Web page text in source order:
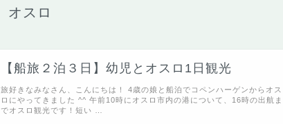
オスロ
【船旅２泊３日】幼児とオスロ1日観光
旅好きなみなさん、こんにちは！ 4歳の娘と船泊でコペンハーゲンからオス
ロにやってきました ^^ 午前10時にオスロ市内の港について、16時の出航ま
でオスロ観光です！短い …